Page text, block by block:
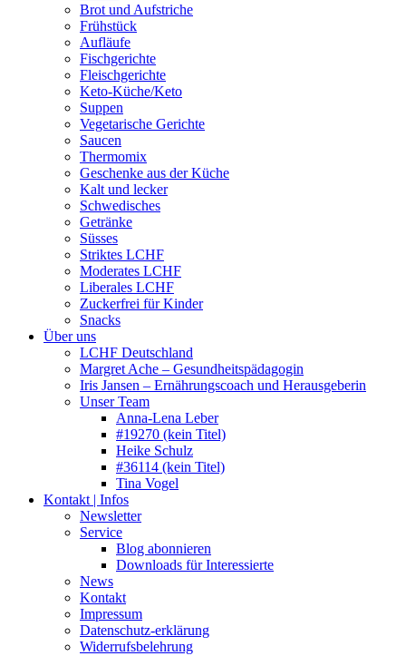
Brot und Aufstriche
Frühstück
Aufläufe
Fischgerichte
Fleischgerichte
Keto-Küche/Keto
Suppen
Vegetarische Gerichte
Saucen
Thermomix
Geschenke aus der Küche
Kalt und lecker
Schwedisches
Getränke
Süsses
Striktes LCHF
Moderates LCHF
Liberales LCHF
Zuckerfrei für Kinder
Snacks
Über uns
LCHF Deutschland
Margret Ache – Gesundheitspädagogin
Iris Jansen – Ernährungscoach und Herausgeberin
Unser Team
Anna-Lena Leber
#19270 (kein Titel)
Heike Schulz
#36114 (kein Titel)
Tina Vogel
Kontakt | Infos
Newsletter
Service
Blog abonnieren
Downloads für Interessierte
News
Kontakt
Impressum
Datenschutz-erklärung
Widerrufsbelehrung